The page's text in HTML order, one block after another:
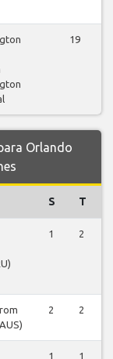
19
Orlando
S T
1 2
2 2
1 1